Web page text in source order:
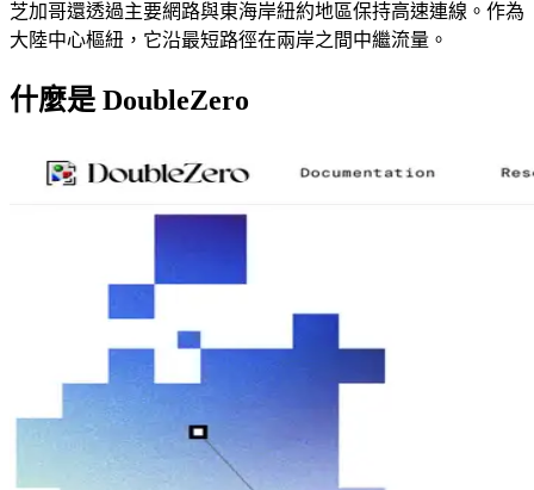
芝加哥還透過主要網路與東海岸紐約地區保持高速連線。作為
大陸中心樞紐，它沿最短路徑在兩岸之間中繼流量。
什麼是 DoubleZero